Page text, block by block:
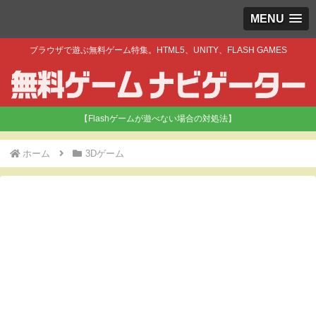
MENU
ブラウザで遊ぶ無料ゲーム特集。HTML5、UNITY、FLASH GAMES
【Flashゲームが遊べない場合の対処法】
ホーム 3Dゲーム